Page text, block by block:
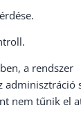
a rendszer
adminisztráció
nem tűnik el